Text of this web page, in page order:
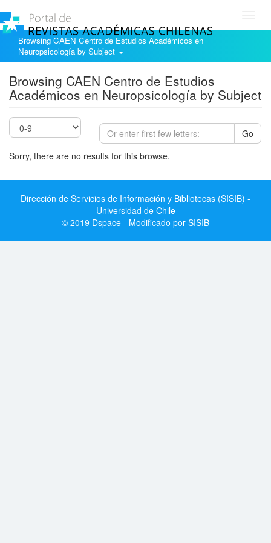
Browsing CAEN Centro de Estudios Académicos en
Neuropsicología by Subject
Browsing CAEN Centro de Estudios
Académicos en Neuropsicología by Subject
Go
Sorry, there are no results for this browse.
Dirección de Servicios de Información y Bibliotecas (SISIB) -
Universidad de Chile
© 2019 Dspace - Modificado por SISIB